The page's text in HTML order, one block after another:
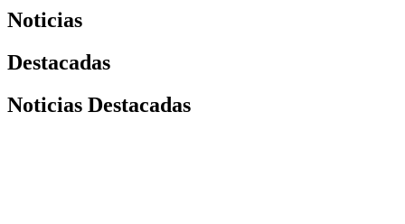
Noticias
Destacadas
Noticias Destacadas